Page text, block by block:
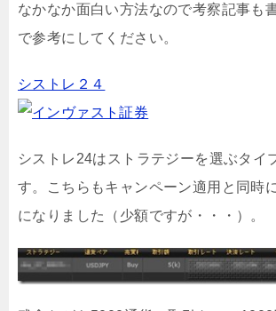
なかなか面白い方法なので考察記事も
で参考にしてください。
シストレ２４
シストレ24はストラテジーを選ぶタイ
す。こちらもキャンペーン適用と同時
になりました（少額ですが・・・）。